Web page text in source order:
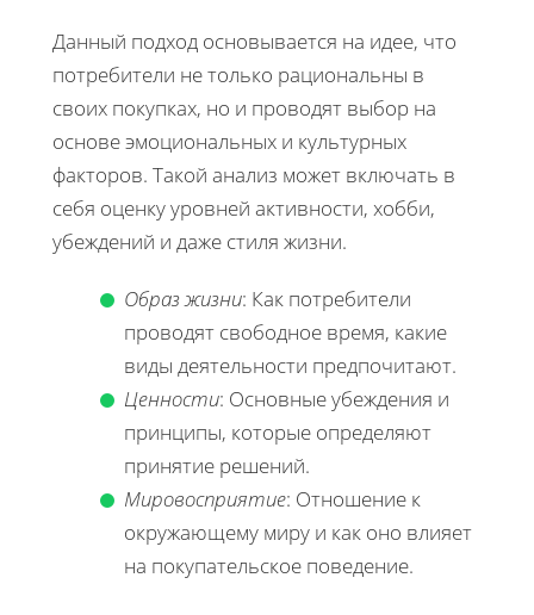
Данный подход основывается на идее, что
потребители не только рациональны в
своих покупках, но и проводят выбор на
основе эмоциональных и культурных
факторов. Такой анализ может включать в
себя оценку уровней активности, хобби,
убеждений и даже стиля жизни.
Образ жизни: Как потребители
проводят свободное время, какие
виды деятельности предпочитают.
Ценности: Основные убеждения и
принципы, которые определяют
принятие решений.
Мировосприятие: Отношение к
окружающему миру и как оно влияет
на покупательское поведение.